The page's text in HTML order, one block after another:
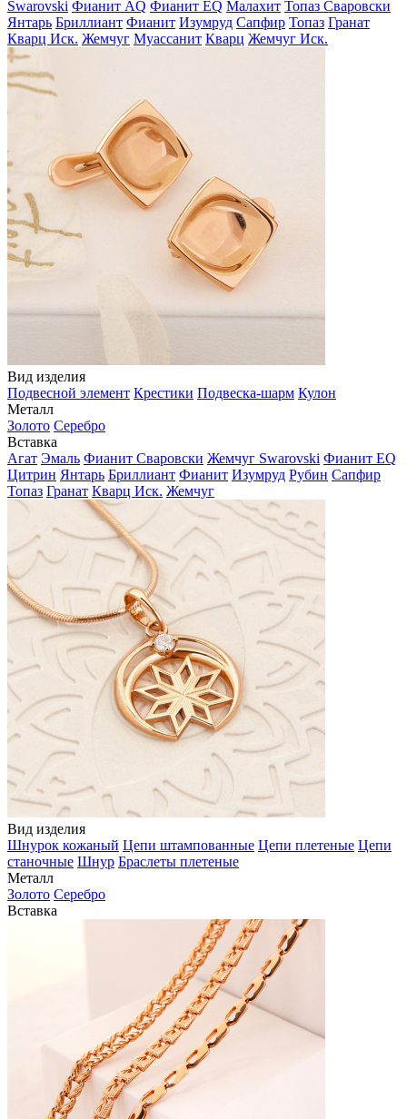
Swarovski Фианит AQ Фианит EQ Малахит Топаз Сваровски
Янтарь Бриллиант Фианит Изумруд Сапфир Топаз Гранат
Кварц Иск. Жемчуг Муассанит Кварц Жемчуг Иск.
Вид изделия
Подвесной элемент Крестики Подвеска-шарм Кулон
Металл
Золото Серебро
Вставка
Агат Эмаль Фианит Сваровски Жемчуг Swarovski Фианит EQ
Цитрин Янтарь Бриллиант Фианит Изумруд Рубин Сапфир
Топаз Гранат Кварц Иск. Жемчуг
Вид изделия
Шнурок кожаный Цепи штампованные Цепи плетеные Цепи
станочные Шнур Браслеты плетеные
Металл
Золото Серебро
Вставка